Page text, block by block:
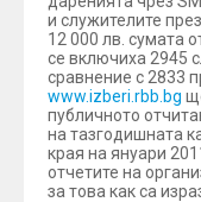
и служителите
12 000 лв. сумата
се включиха 2945
сравнение с 2833
www.izberi.rbb.bg
публичното
на тазгодишната
края на януари
отчетите на
за това как са